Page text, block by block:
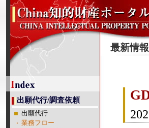
最新情
出願代行/調査依頼
出願代行
業務フロー